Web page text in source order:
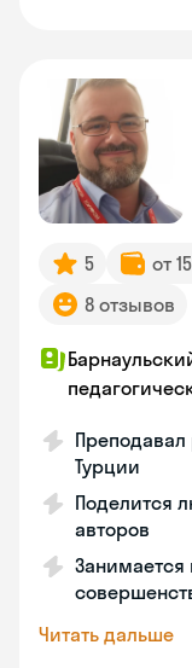
5 от
8 отзывов
Турции
Поделится
авторов
Занимается
Читать дальше